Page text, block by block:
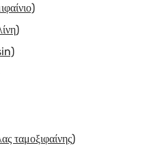
ταμοξιφαίνης)